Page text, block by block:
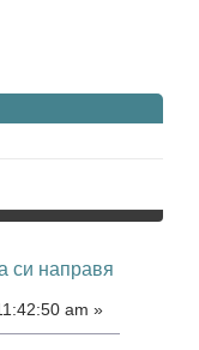
си направя
am »